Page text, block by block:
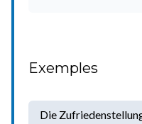
Exemples
Die